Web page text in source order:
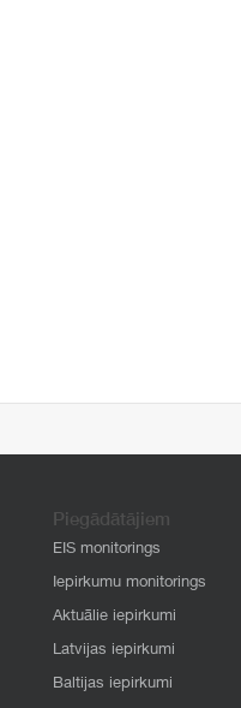
Piegādātājiem
EIS monitorings
Iepirkumu monitorings
Aktuālie iepirkumi
Latvijas iepirkumi
Baltijas iepirkumi